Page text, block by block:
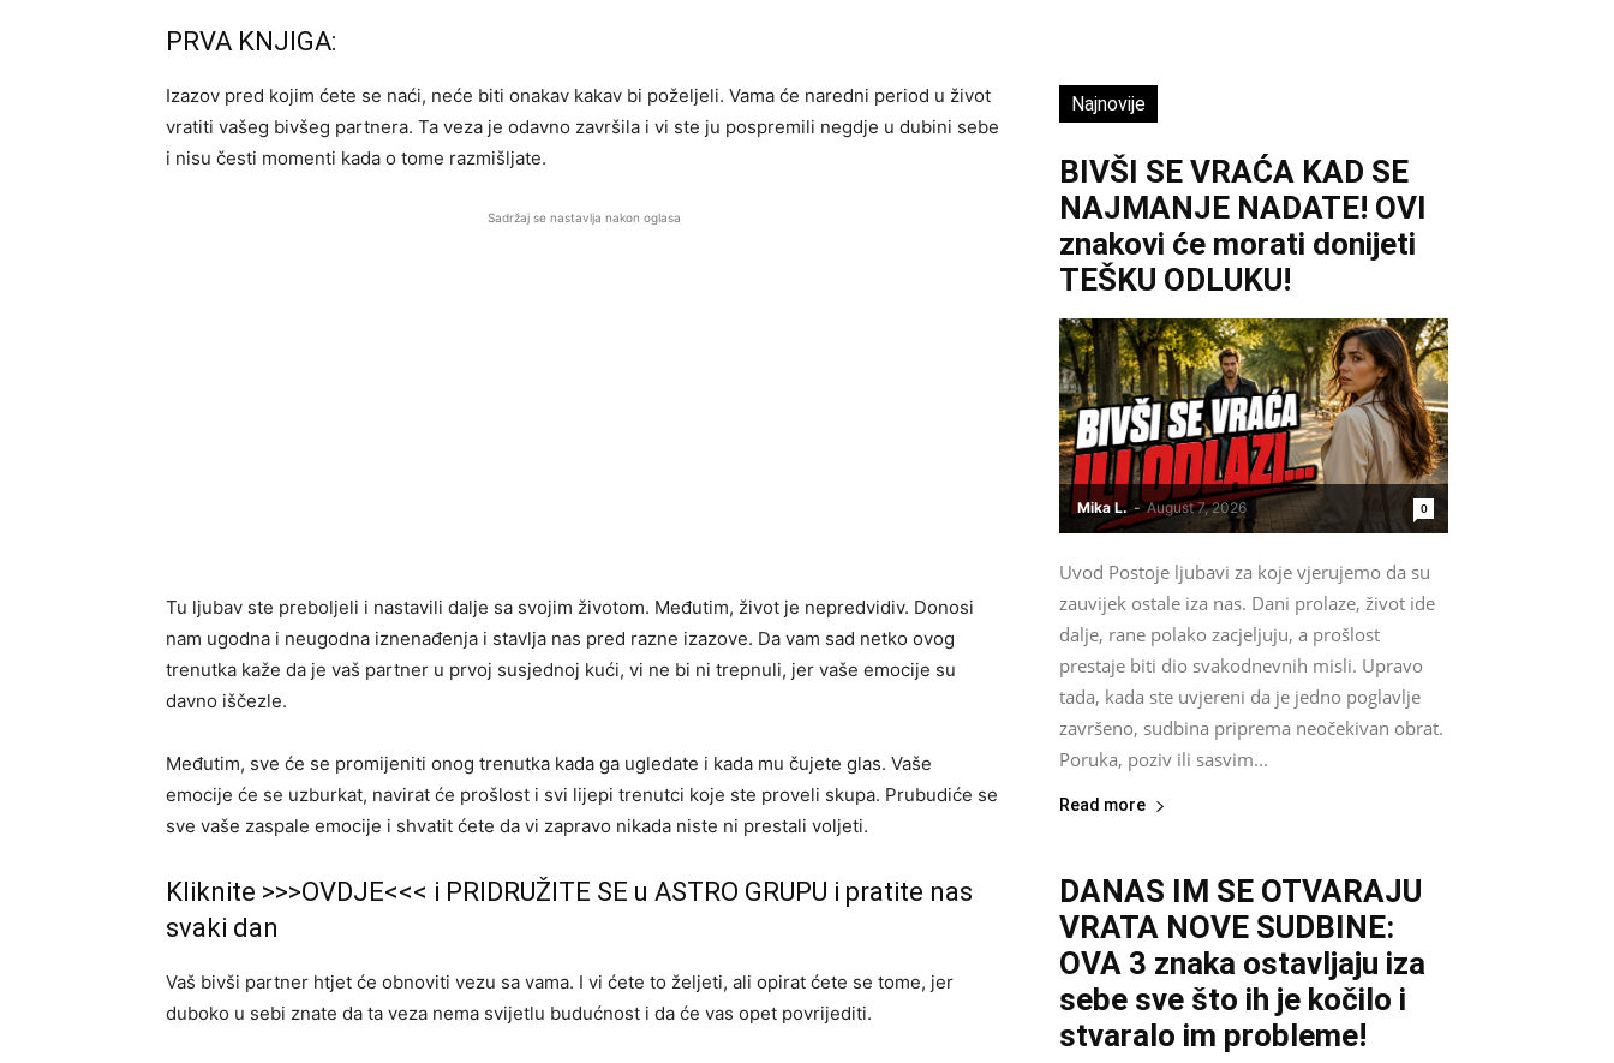
PRVA KNJIGA:
Izazov pred kojim ćete se naći, neće biti onakav kakav bi poželjeli. Vama će naredni period u život
vratiti vašeg bivšeg partnera. Ta veza je odavno završila i vi ste ju pospremili negdje u dubini sebe
i nisu česti momenti kada o tome razmišljate.
Sadržaj se nastavlja nakon oglasa
Tu ljubav ste preboljeli i nastavili dalje sa svojim životom. Međutim, život je nepredvidiv. Donosi
nam ugodna i neugodna iznenađenja i stavlja nas pred razne izazove. Da vam sad netko ovog
trenutka kaže da je vaš partner u prvoj susjednoj kući, vi ne bi ni trepnuli, jer vaše emocije su
davno iščezle.
Međutim, sve će se promijeniti onog trenutka kada ga ugledate i kada mu čujete glas. Vaše
emocije će se uzburkat, navirat će prošlost i svi lijepi trenutci koje ste proveli skupa. Prubudiće se
sve vaše zaspale emocije i shvatit ćete da vi zapravo nikada niste ni prestali voljeti.
Kliknite >>>OVDJE<<< i PRIDRUŽITE SE u ASTRO GRUPU i pratite nas
svaki dan
Vaš bivši partner htjet će obnoviti vezu sa vama. I vi ćete to željeti, ali opirat ćete se tome, jer
duboko u sebi znate da ta veza nema svijetlu budućnost i da će vas opet povrijediti.
Najnovije
BIVŠI SE VRAĆA KAD SE
NAJMANJE NADATE! OVI
znakovi će morati donijeti
TEŠKU ODLUKU!
Mika L. - August 7, 2026 0
Uvod Postoje ljubavi za koje vjerujemo da su
zauvijek ostale iza nas. Dani prolaze, život ide
dalje, rane polako zacjeljuju, a prošlost
prestaje biti dio svakodnevnih misli. Upravo
tada, kada ste uvjereni da je jedno poglavlje
završeno, sudbina priprema neočekivan obrat.
Poruka, poziv ili sasvim...
Read more
DANAS IM SE OTVARAJU
VRATA NOVE SUDBINE:
OVA 3 znaka ostavljaju iza
sebe sve što ih je kočilo i
stvaralo im probleme!